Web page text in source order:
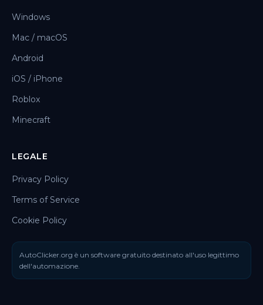
Windows
Mac / macOS
Android
iOS / iPhone
Roblox
Minecraft
LEGALE
Privacy Policy
Terms of Service
Cookie Policy
AutoClicker.org è un software gratuito destinato all'uso legittimo
dell'automazione.